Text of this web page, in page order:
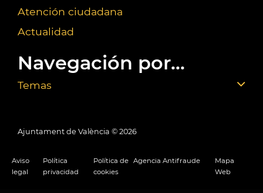
Atención ciudadana
Actualidad
Navegación por...
Temas
Ajuntament de València © 2026
Aviso
legal
Política
privacidad
Política de
cookies
Agencia Antifraude
Mapa
Web